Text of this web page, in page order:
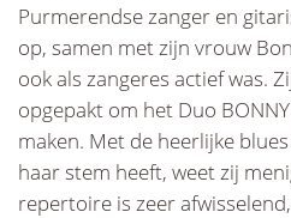
Purmerendse zanger en
op, samen met zijn vrouw
ook als zangeres actief was.
opgepakt om het Duo
maken. Met de heerlijke
haar stem heeft, weet zij
repertoire is zeer